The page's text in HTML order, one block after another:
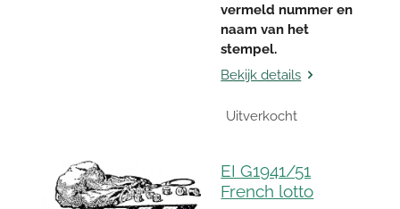
vermeld nummer en
naam van het
stempel.
Bekijk details
Uitverkocht
EI G1941/51
French lotto